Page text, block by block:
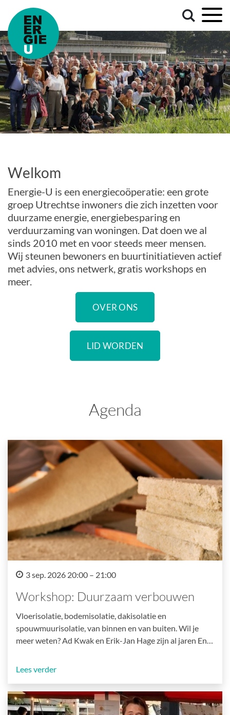
Welkom
Energie-U is een energiecoöperatie: een grote
groep Utrechtse inwoners die zich inzetten voor
duurzame energie, energiebesparing en
verduurzaming van woningen. Dat doen we al
sinds 2010 met en voor steeds meer mensen.
Wij steunen bewoners en buurtinitiatieven actief
met advies, ons netwerk, gratis workshops en
meer.
OVER ONS
LID WORDEN
Agenda
3 sep. 2026 20:00 – 21:00
Workshop: Duurzaam verbouwen
Vloerisolatie, bodemisolatie, dakisolatie en
spouwmuurisolatie, van binnen en van buiten. Wil je
meer weten? Ad Kwak en Erik-Jan Hage zijn al jaren En…
Lees verder